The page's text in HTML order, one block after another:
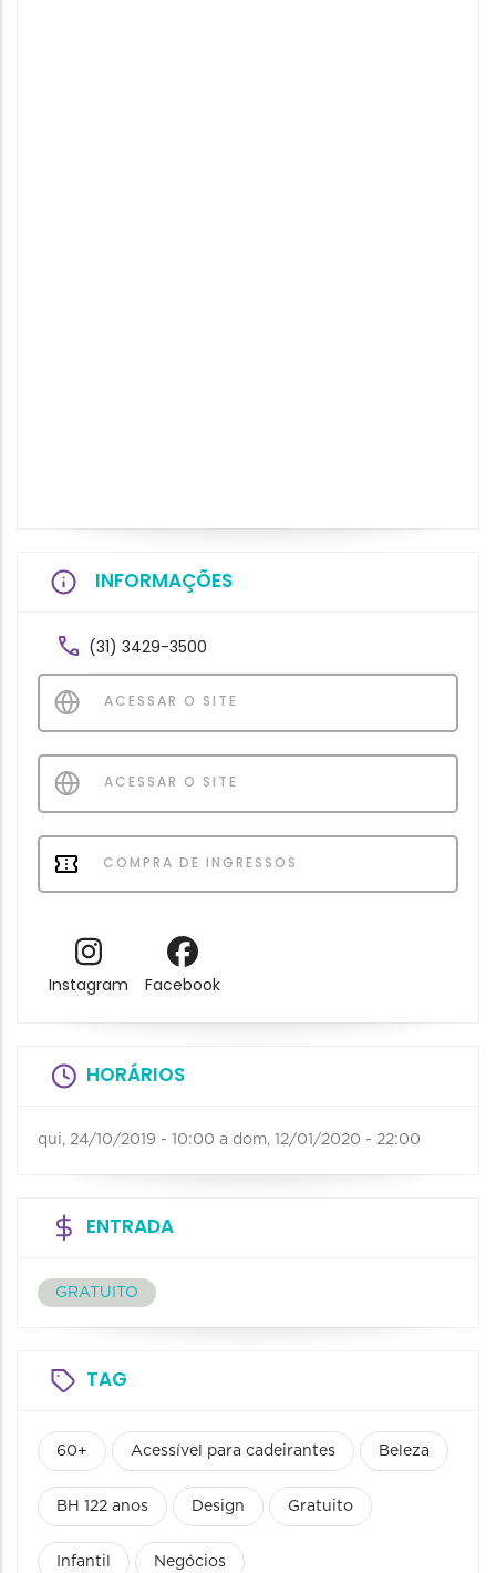
INFORMAÇÕES
(31) 3429-3500
ACESSAR O SITE
ACESSAR O SITE
COMPRA DE INGRESSOS
Instagram Facebook
HORÁRIOS
qui, 24/10/2019 - 10:00 a dom, 12/01/2020 - 22:00
ENTRADA
GRATUITO
TAG
60+ Acessível para cadeirantes Beleza
BH 122 anos Design Gratuito
Infantil Negócios